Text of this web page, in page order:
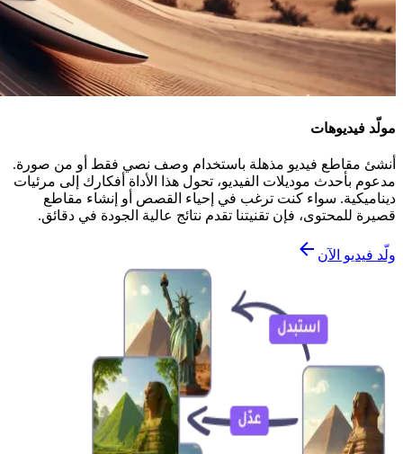
مولّد فيديوهات
أنشئ مقاطع فيديو مذهلة باستخدام وصف نصي فقط أو من صورة.
مدعوم بأحدث موديلات الفيديو، تحول هذا الأداة أفكارك إلى مرئيات
ديناميكية. سواء كنت ترغب في إحياء القصص أو إنشاء مقاطع
قصيرة للمحتوى، فإن تقنيتنا تقدم نتائج عالية الجودة في دقائق.
ولّد فيديو الآن